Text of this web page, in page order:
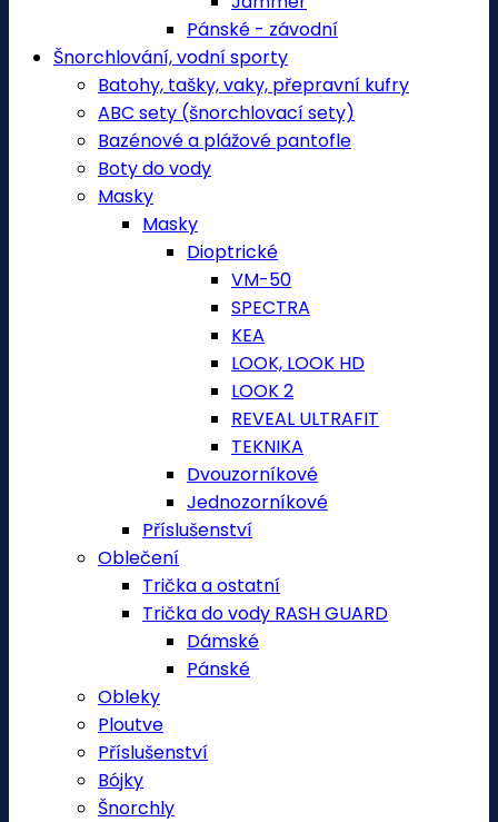
Pánské - závodní
Šnorchlování, vodní sporty
Batohy, tašky, vaky, přepravní kufry
ABC sety (šnorchlovací sety)
Bazénové a plážové pantofle
Boty do vody
Masky
Masky
Dioptrické
VM-50
SPECTRA
KEA
LOOK, LOOK HD
LOOK 2
REVEAL ULTRAFIT
TEKNIKA
Dvouzorníkové
Jednozorníkové
Příslušenství
Oblečení
Trička a ostatní
Trička do vody RASH GUARD
Dámské
Pánské
Obleky
Ploutve
Příslušenství
Bójky
Šnorchly